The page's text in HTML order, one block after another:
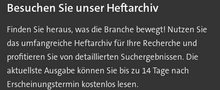
Besuchen Sie unser Heftarchiv
Finden Sie heraus, was die Branche bewegt! Nutzen Sie
das umfangreiche Heftarchiv für Ihre Recherche und
profitieren Sie von detaillierten Suchergebnissen. Die
aktuellste Ausgabe können Sie bis zu 14 Tage nach
Erscheinungstermin kostenlos lesen.